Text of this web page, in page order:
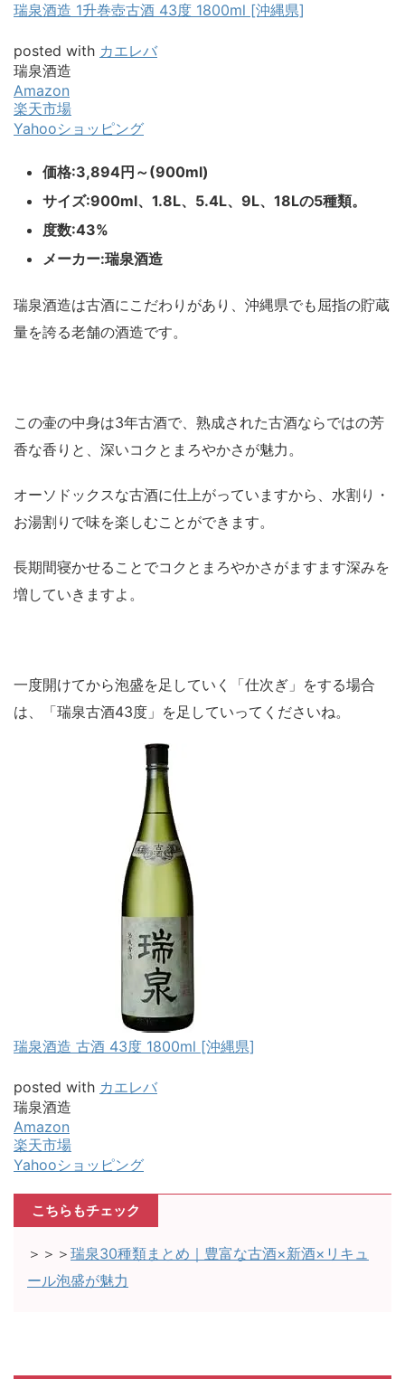
瑞泉酒造 1升巻壺古酒 43度 1800ml [沖縄県]
posted with カエレバ
瑞泉酒造
Amazon
楽天市場
Yahooショッピング
価格:3,894円～(900ml)
サイズ:900ml、1.8L、5.4L、9L、18Lの5種類。
度数:43%
メーカー:瑞泉酒造
瑞泉酒造は古酒にこだわりがあり、沖縄県でも屈指の貯蔵
量を誇る老舗の酒造です。
この壷の中身は3年古酒で、熟成された古酒ならではの芳
香な香りと、深いコクとまろやかさが魅力。
オーソドックスな古酒に仕上がっていますから、水割り・
お湯割りで味を楽しむことができます。
長期間寝かせることでコクとまろやかさがますます深みを
増していきますよ。
一度開けてから泡盛を足していく「仕次ぎ」をする場合
は、「瑞泉古酒43度」を足していってくださいね。
瑞泉酒造 古酒 43度 1800ml [沖縄県]
posted with カエレバ
瑞泉酒造
Amazon
楽天市場
Yahooショッピング
こちらもチェック
＞＞＞ 瑞泉30種類まとめ｜豊富な古酒×新酒×リキュ
ール泡盛が魅力